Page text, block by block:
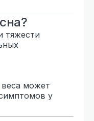
тяжести
может
у